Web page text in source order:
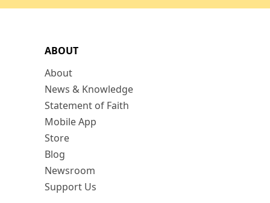
ABOUT
About
News & Knowledge
Statement of Faith
Mobile App
Store
Blog
Newsroom
Support Us